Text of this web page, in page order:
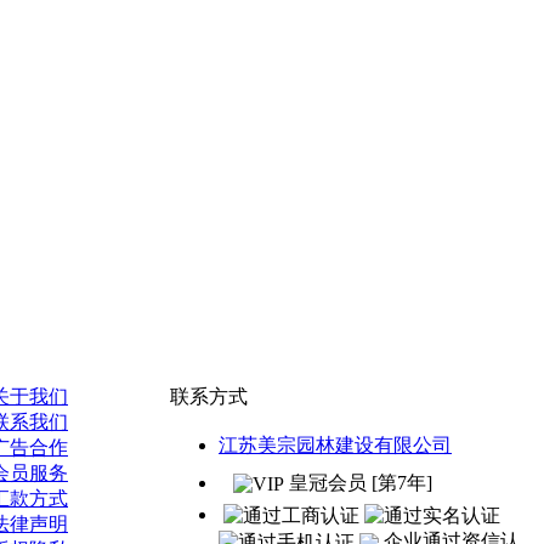
联系方式
江苏美宗园林建设有限公司
皇冠会员 [第7年]
于我们
系我们
告合作
员服务
款方式
律声明